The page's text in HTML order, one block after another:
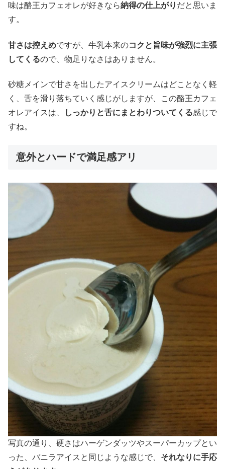
味は酪王カフェオレが好きなら納得の仕上がり だと思いま
す。
甘さは控えめですが、牛乳本来のコクと旨味が強烈に主張
してくるので、物足りなさはありません。
砂糖メインで甘さを出したアイスクリームはどことなく軽
く、舌を滑り落ちていく感じがしますが、この酪王カフェ
オレアイスは、
しっかりと舌にまとわりついてくる感じで
すね。
意外とハードで満足感アリ
写真の通り、硬さはハーゲンダッツやスーパーカップとい
った、バニラアイスと同じような感じで、 それなりに手応